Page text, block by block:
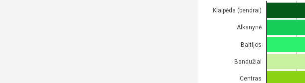
Klaipėda (bendrai)
Alksnynė
Baltijos
Bandužiai
Centras